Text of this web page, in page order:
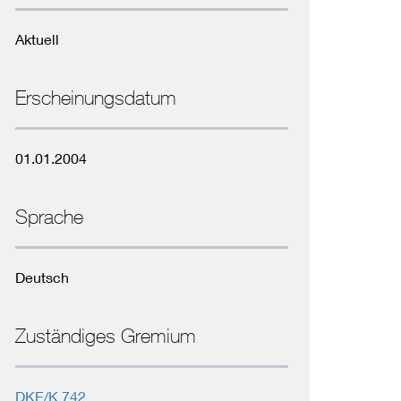
Niederspannungsrichtlinie
Aktuell
Erscheinungsdatum
01.01.2004
Sprache
Deutsch
Zuständiges Gremium
DKE/K 742